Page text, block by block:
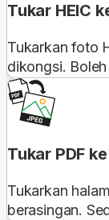
Tukar HEIC
Tukarkan foto
dikongsi.
Tukar PDF
Tukarkan
berasingan.